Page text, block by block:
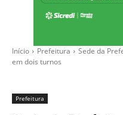
Início Prefeitura
Sede da
em dois turnos
Prefeitura